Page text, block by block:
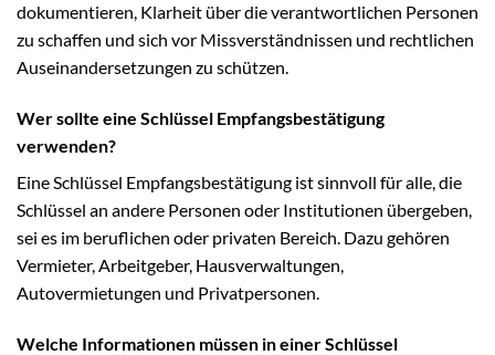
dokumentieren, Klarheit über die verantwortlichen Personen
zu schaffen und sich vor Missverständnissen und rechtlichen
Auseinandersetzungen zu schützen.
Wer sollte eine Schlüssel Empfangsbestätigung
verwenden?
Eine Schlüssel Empfangsbestätigung ist sinnvoll für alle, die
Schlüssel an andere Personen oder Institutionen übergeben,
sei es im beruflichen oder privaten Bereich. Dazu gehören
Vermieter, Arbeitgeber, Hausverwaltungen,
Autovermietungen und Privatpersonen.
Welche Informationen müssen in einer Schlüssel